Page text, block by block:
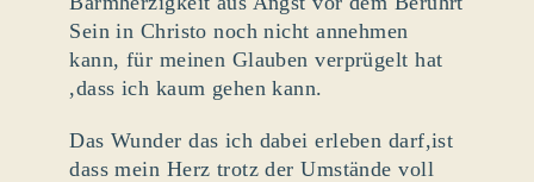
Sein in Christo noch nicht annehmen
kann, für meinen Glauben verprügelt hat
,dass ich kaum gehen kann.
Das Wunder das ich dabei erleben darf,ist
dass mein Herz trotz der Umstände voll